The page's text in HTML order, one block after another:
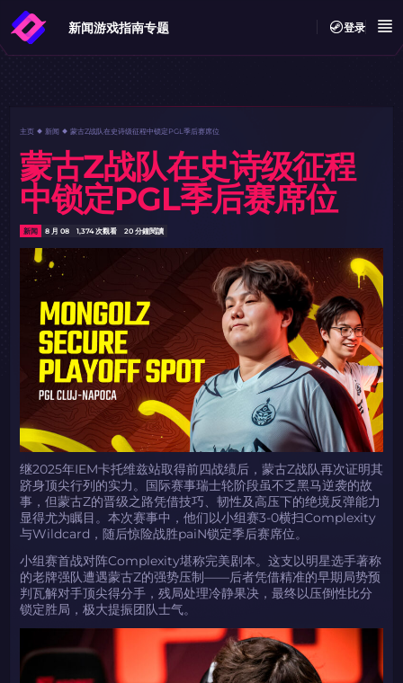
新闻游戏指南专题 登录
主页 新闻 蒙古Z战队在史诗级征程中锁定PGL季后赛席位​​
蒙古Z战队在史诗级征程
中锁定PGL季后赛席位​​
新闻 8 月 08 1,374 次觀看 20 分鐘閱讀
继2025年IEM卡托维兹站取得前四战绩后，蒙古Z战队再次证明其
跻身顶尖行列的实力。国际赛事瑞士轮阶段虽不乏黑马逆袭的故
事，但蒙古Z的晋级之路凭借技巧、韧性及高压下的绝境反弹能力
显得尤为瞩目。本次赛事中，他们以小组赛3-0横扫Complexity
与Wildcard，随后惊险战胜paiN锁定季后赛席位。
小组赛首战对阵Complexity堪称完美剧本。这支以明星选手著称
的老牌强队遭遇蒙古Z的强势压制——后者凭借精准的早期局势预
判瓦解对手顶尖得分手，残局处理冷静果决，最终以压倒性比分
锁定胜局，极大提振团队士气。